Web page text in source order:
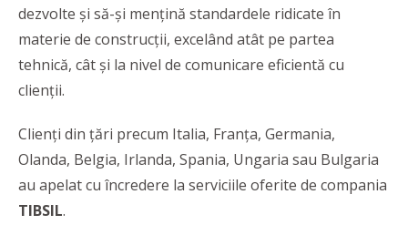
dezvolte și să-și mențină standardele ridicate în
materie de construcții, excelând atât pe partea
tehnică, cât și la nivel de comunicare eficientă cu
clienții.
Clienți din țări precum Italia, Franța, Germania,
Olanda, Belgia, Irlanda, Spania, Ungaria sau Bulgaria
au apelat cu încredere la serviciile oferite de compania
TIBSIL.